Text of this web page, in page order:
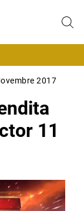
2017
11